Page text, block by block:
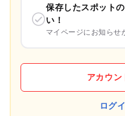
保存したスポット
い！
マイページにお知らせ
アカウン
ログ